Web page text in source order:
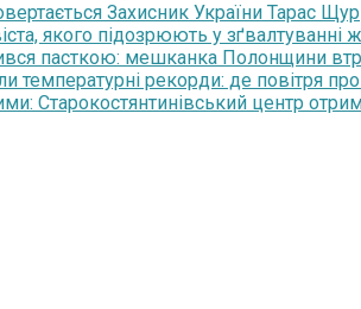
Захисник України Тарас Щур
якого підозрюють у зґвалтуванні
пасткою: мешканка Полонщини
температурні рекорди: де повітря
Старокостянтинівський центр